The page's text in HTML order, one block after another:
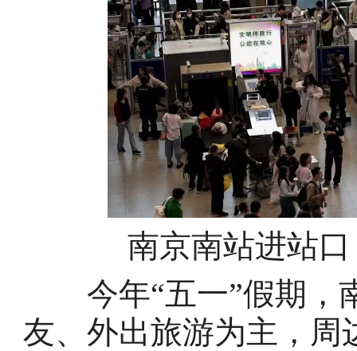
南京南站进站
今年“五一”假期，
友、外出旅游为主，周